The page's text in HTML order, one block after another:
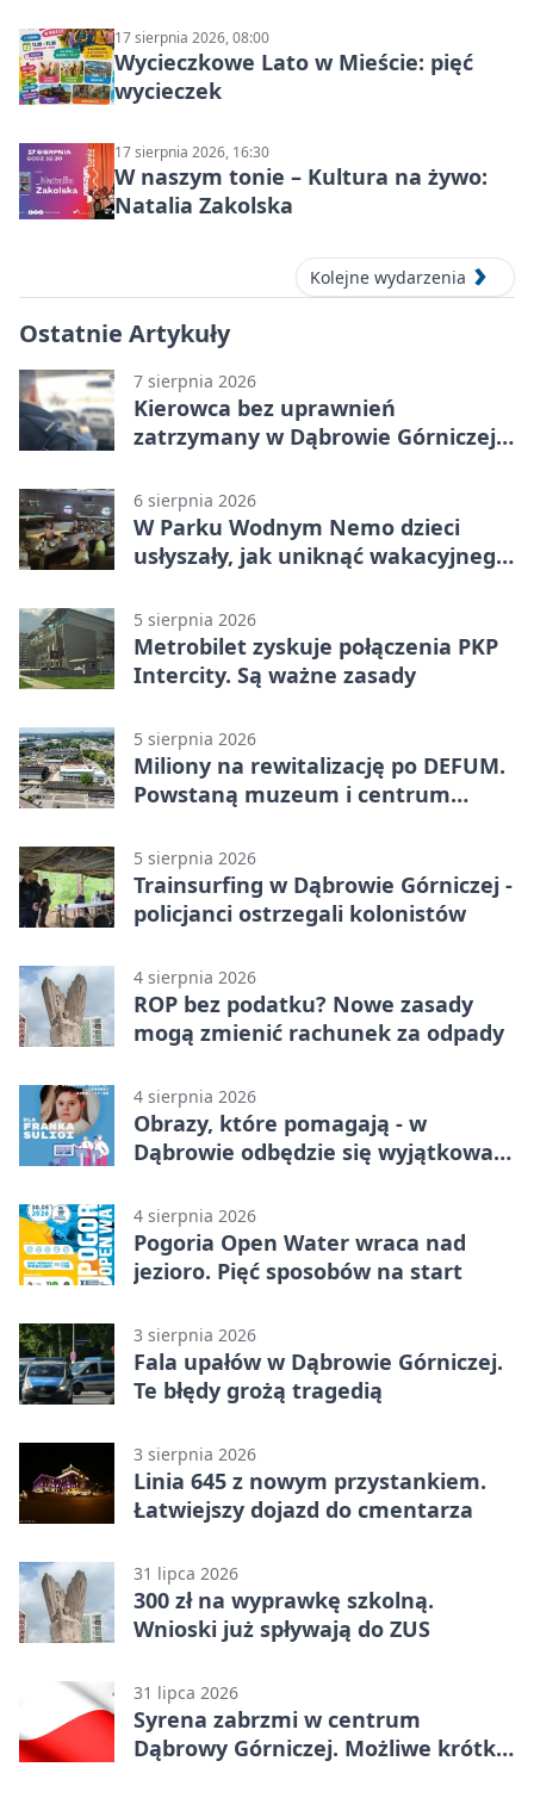
17 sierpnia 2026, 08:00
Wycieczkowe Lato w Mieście: pięć
wycieczek
17 sierpnia 2026, 16:30
W naszym tonie – Kultura na żywo:
Natalia Zakolska
Kolejne wydarzenia
Ostatnie Artykuły
7 sierpnia 2026
Kierowca bez uprawnień
zatrzymany w Dąbrowie Górniczej.
6 sierpnia 2026
W Parku Wodnym Nemo dzieci
usłyszały, jak uniknąć wakacyjnego
5 sierpnia 2026
Metrobilet zyskuje połączenia PKP
Intercity. Są ważne zasady
5 sierpnia 2026
Miliony na rewitalizację po DEFUM.
Powstaną muzeum i centrum
5 sierpnia 2026
Trainsurfing w Dąbrowie Górniczej -
policjanci ostrzegali kolonistów
4 sierpnia 2026
ROP bez podatku? Nowe zasady
mogą zmienić rachunek za odpady
4 sierpnia 2026
Obrazy, które pomagają - w
Dąbrowie odbędzie się wyjątkowa
4 sierpnia 2026
Pogoria Open Water wraca nad
jezioro. Pięć sposobów na start
3 sierpnia 2026
Fala upałów w Dąbrowie Górniczej.
Te błędy grożą tragedią
3 sierpnia 2026
Linia 645 z nowym przystankiem.
Łatwiejszy dojazd do cmentarza
31 lipca 2026
300 zł na wyprawkę szkolną.
Wnioski już spływają do ZUS
31 lipca 2026
Syrena zabrzmi w centrum
Dąbrowy Górniczej. Możliwe krótkie